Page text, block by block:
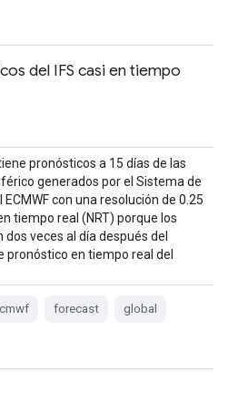
del IFS casi en tiempo
pronósticos a 15 días de las
generados por el Sistema de
con una resolución de 0.25
tiempo real (NRT) porque los
veces al día después del
pronóstico en tiempo real del
forecast global